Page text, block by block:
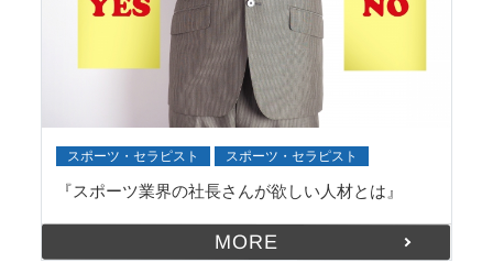
スポーツ・セラピスト スポーツ・セラピスト
『スポーツ業界の社長さんが欲しい人材とは』
MORE